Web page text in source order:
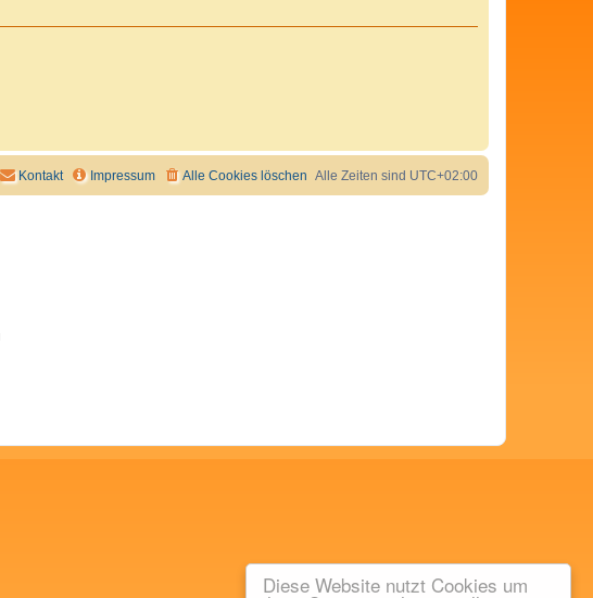
Diese Website nutzt Cookies um
Alle Zeiten sind UTC+02:00
Alle Cookies löschen
Impressum
Kontakt